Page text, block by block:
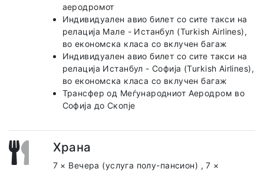
аеродромот
Индивидуален авио билет со сите такси на
релација Мале - Истанбул (Turkish Airlines),
во економска класа со вклучен багаж
Индивидуален авио билет со сите такси на
релација Истанбул - Софија (Turkish Airlines),
во економска класа со вклучен багаж
Трансфер од Меѓународниот Аеродром во
Софија до Скопје
Храна
7 × Вечера (услуга полу-пансион) ,7 ×